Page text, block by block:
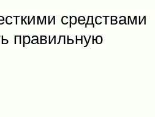
средствами
правильную